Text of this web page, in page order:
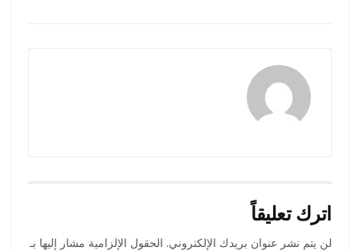
اترك تعليقاً
لن يتم نشر عنوان بريدك الإلكتروني. الحقول الإلزامية مشار إليها بـ